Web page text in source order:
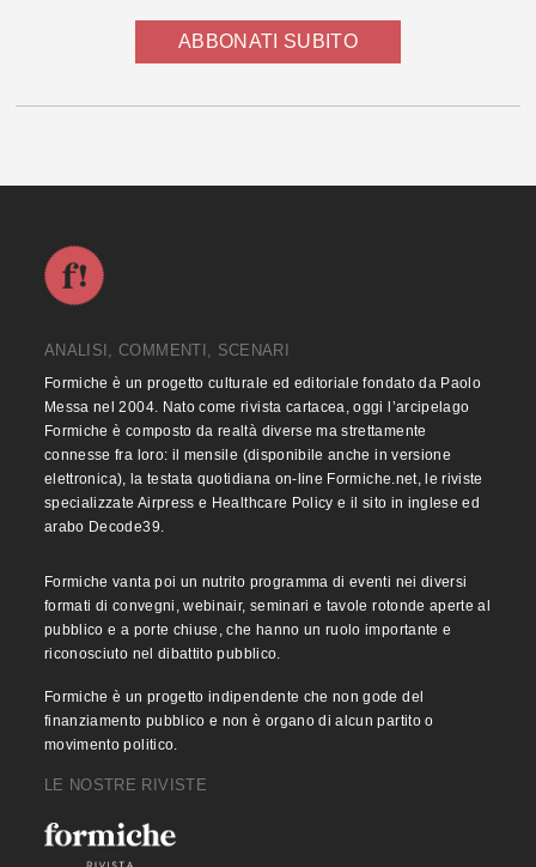
ABBONATI SUBITO
ANALISI, COMMENTI, SCENARI
Formiche è un progetto culturale ed editoriale fondato da Paolo
Messa nel 2004. Nato come rivista cartacea, oggi l’arcipelago
Formiche è composto da realtà diverse ma strettamente
connesse fra loro: il mensile (disponibile anche in versione
elettronica), la testata quotidiana on-line Formiche.net, le riviste
specializzate Airpress e Healthcare Policy e il sito in inglese ed
arabo Decode39.
Formiche vanta poi un nutrito programma di eventi nei diversi
formati di convegni, webinair, seminari e tavole rotonde aperte al
pubblico e a porte chiuse, che hanno un ruolo importante e
riconosciuto nel dibattito pubblico.
Formiche è un progetto indipendente che non gode del
finanziamento pubblico e non è organo di alcun partito o
movimento politico.
LE NOSTRE RIVISTE